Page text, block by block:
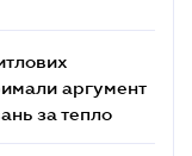
аргумент
за тепло